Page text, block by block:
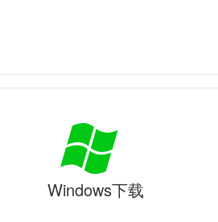
Windows下载